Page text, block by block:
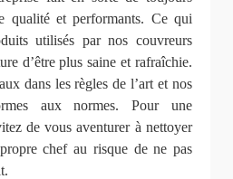
qualité et performants. Ce qui
utilisés par nos couvreurs
d’être plus saine et rafraîchie.
dans les règles de l’art et nos
aux normes. Pour une
de vous aventurer à nettoyer
chef au risque de ne pas